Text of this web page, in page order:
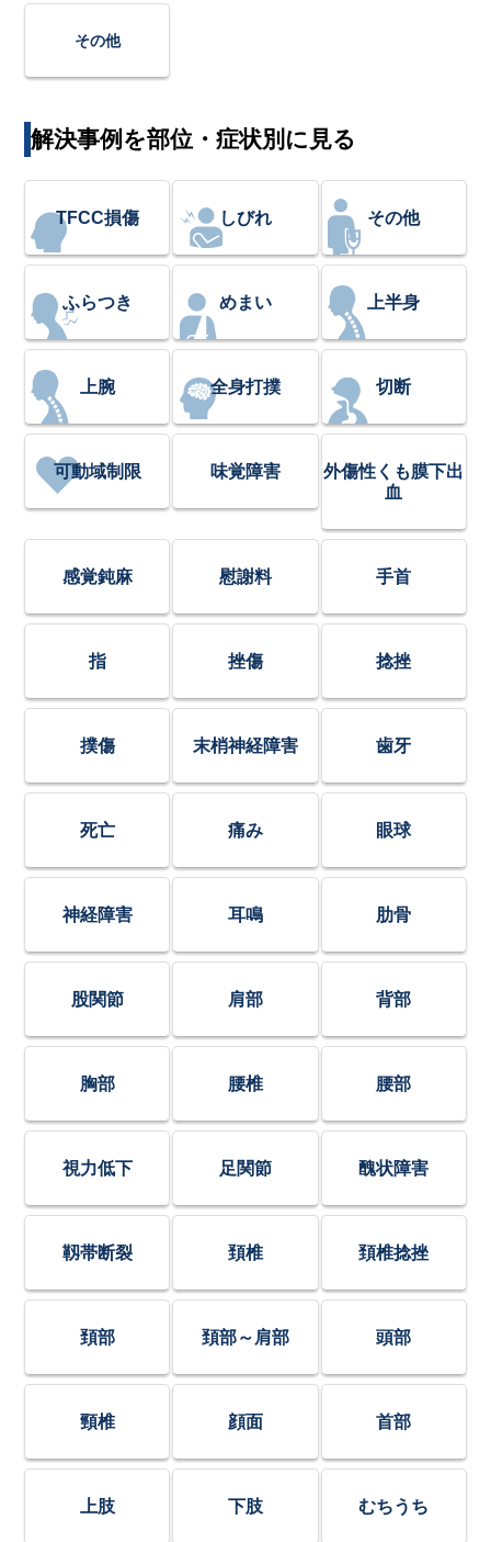
その他
解決事例を部位・症状別に見る
TFCC損傷 しびれ その他
ふらつき めまい 上半身
上腕 全身打撲 切断
可動域制限 味覚障害
外傷性くも膜下出
血
感覚鈍麻 慰謝料 手首
指 挫傷 捻挫
撲傷 末梢神経障害 歯牙
死亡 痛み 眼球
神経障害 耳鳴 肋骨
股関節 肩部 背部
胸部 腰椎 腰部
視力低下 足関節 醜状障害
靱帯断裂 頚椎 頚椎捻挫
頚部 頚部～肩部 頭部
頸椎 顔面 首部
上肢 下肢 むちうち